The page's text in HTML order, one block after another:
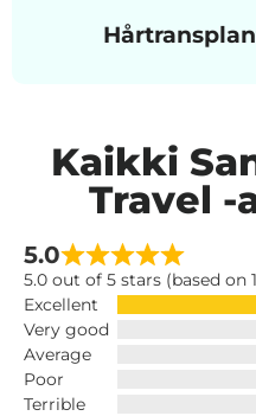
Kaikki
Travel -
5.0
5.0 out of 5 stars (based on
Excellent
Very good
Average
Poor
Terrible